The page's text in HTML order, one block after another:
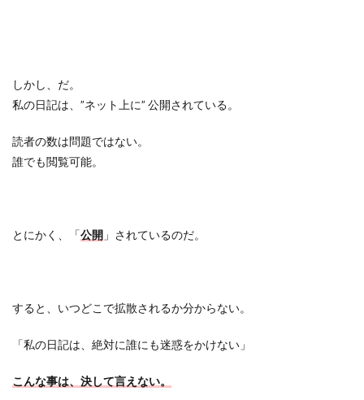
しかし、だ。
私の日記は、 ”ネット上に” 公開されている。
読者の数は問題ではない。
誰でも閲覧可能。
とにかく、「公開 」されているのだ。
すると、いつどこで拡散されるか分からない。
「私の日記は、絶対に誰にも迷惑をかけない」
こんな事は、決して言えない。